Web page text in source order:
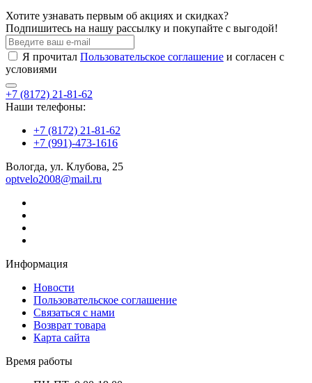
Хотите узнавать первым об акциях и скидках?
Подпишитесь на нашу рассылку и покупайте с выгодой!
Я прочитал Пользовательское соглашение и согласен с
условиями
+7 (8172) 21-81-62
Наши телефоны:
+7 (8172) 21-81-62
+7 (991)-473-1616
Вологда, ул. Клубова, 25
optvelo2008@mail.ru
Информация
Новости
Пользовательское соглашение
Связаться с нами
Возврат товара
Карта сайта
Время работы